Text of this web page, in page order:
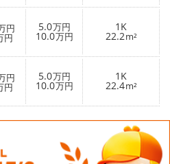
円
円
5.0万円
10.0万円
1K
22.2m²
円
円
5.0万円
10.0万円
1K
22.4m²